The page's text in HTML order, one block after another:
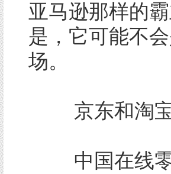
亚马逊那样的
是，它可能不
场。
京东和淘宝
中国在线零